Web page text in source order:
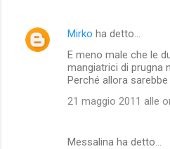
Mirko ha detto…
E meno male che le
mangiatrici di prugna
Perché allora
21 maggio 2011 alle
Messalina ha detto…